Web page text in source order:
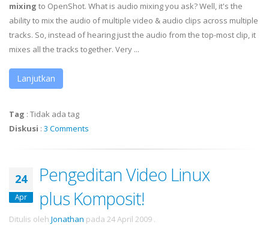
mixing to OpenShot. What is audio mixing you ask? Well, it's the
ability to mix the audio of multiple video & audio clips across multiple
tracks. So, instead of hearing just the audio from the top-most clip, it
mixes all the tracks together. Very ...
Lanjutkan
Tag : Tidak ada tag
Diskusi : 3 Comments
24
Apr
Pengeditan Video Linux
plus Komposit!
Ditulis oleh Jonathan pada 24 April 2009 .